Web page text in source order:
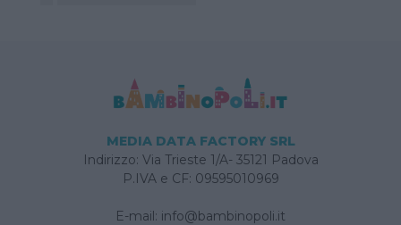
MEDIA DATA FACTORY SRL
Indirizzo: Via Trieste 1/A- 35121 Padova
P.IVA e CF: 09595010969
E-mail: info@bambinopoli.it